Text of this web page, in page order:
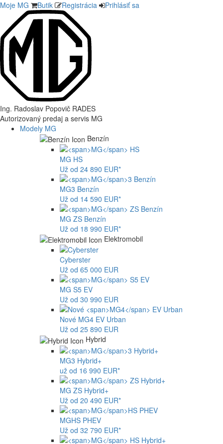
Moje MG Butik Registrácia Prihlásiť sa
Ing. Radoslav Popovič RADES
Autorizovaný predaj a servis MG
Modely MG
Benzín
MG HS
Už od 24 890 EUR*
MG3 Benzín
Už od 14 590 EUR*
MG ZS Benzín
Už od 18 990 EUR*
Elektromobil
Cyberster
Už od 65 000 EUR
MG S5 EV
Už od 30 990 EUR
Nové MG4 EV Urban
Už od 25 890 EUR
Hybrid
MG3 Hybrid+
už od 16 990 EUR*
MG ZS Hybrid+
Už od 20 490 EUR*
MGHS PHEV
Už od 32 790 EUR*